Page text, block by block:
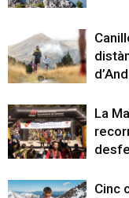
La
Cinc